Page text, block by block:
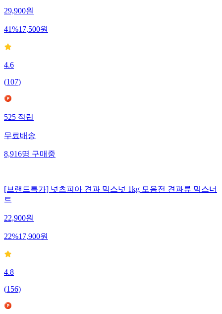
29,900원
41%17,500원
4.6
(107)
525적립
무료배송
8,916명구매중
[브랜드특가] 넛츠피아 견과 믹스넛 1kg 모음전 견과류 믹스너
트
22,900원
22%17,900원
4.8
(156)